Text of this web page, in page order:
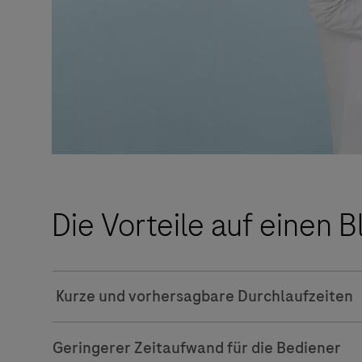
Die Vorteile auf einen
Kurze und vorhersagbare Durchlaufzeiten
Geringerer Zeitaufwand für die Bediener